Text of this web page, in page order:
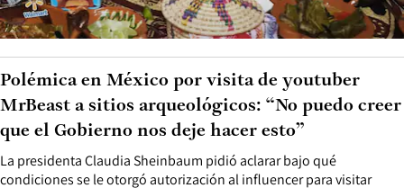
La presidenta Claudia Sheinbaum pidió aclarar bajo qué
condiciones se le otorgó autorización al influencer para visitar
Polémica en México por visita de youtuber
MrBeast a sitios arqueológicos: “No puedo creer
que el Gobierno nos deje hacer esto”